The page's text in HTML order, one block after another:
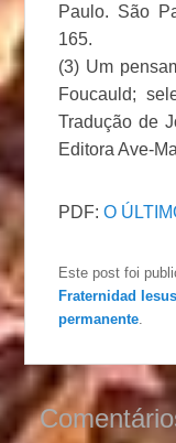
Paulo. São
165.
(3) Um
Foucauld;
Tradução de
Editora Ave-
PDF:O
Este post foi
Fraternidad
permanente